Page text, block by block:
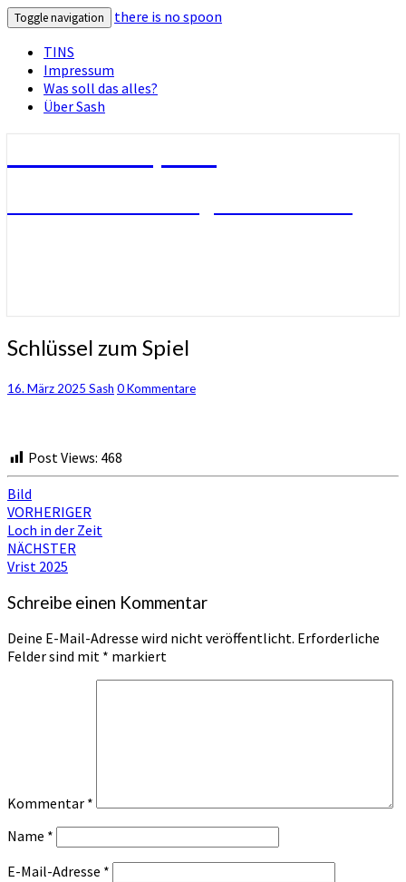
Toggle navigation
there is no spoon
TINS
Impressum
Was soll das alles?
Über Sash
Schlüssel
zum
Schlüssel zum Spiel
16. März 2025 Sash Kommentare
0 Kommentare
Post Views: 468
Bild
Beitragsnavigation
VORHERIGER
Loch in der Zeit
NÄCHSTER
Vrist 2025
Schreibe einen Kommentar
Deine E-Mail-Adresse wird nicht veröffentlicht. Erforderliche
Felder sind mit * markiert
Kommentar *
Name *
E-Mail-Adresse *